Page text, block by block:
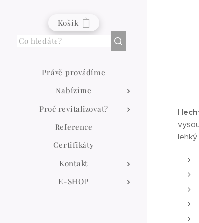
Košík
Právě provádíme
Nabízíme
Proč revitalizovat?
Reference
Certifikáty
Kontakt
E-SHOP